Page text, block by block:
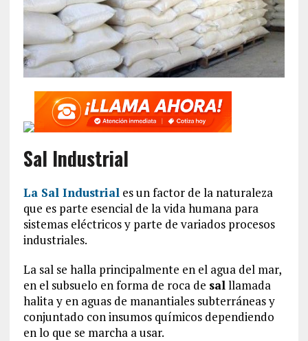
Sal Industrial
La Sal Industriales un factor de la naturaleza
que es parte esencial de la vida humana para
sistemas eléctricos y parte de variados procesos
industriales.
La sal se halla principalmente en el agua del mar,
en el subsuelo en forma de roca de salllamada
halita y en aguas de manantiales subterráneas y
conjuntado con insumos químicos dependiendo
en lo que se marcha a usar.